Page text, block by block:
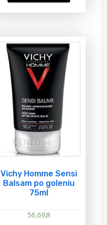
Vichy Homme Sensi
Balsam po goleniu
75ml
56,69zł